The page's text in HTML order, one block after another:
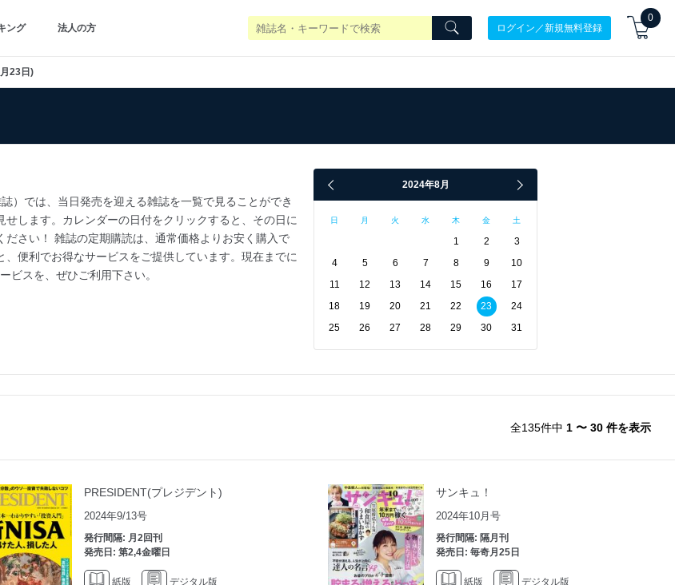
ング 法人の方 ログイン／新規無料登録
0
23日)
）では、当日発売を迎える雑誌を一覧で見ることができ
します。カレンダーの日付をクリックすると、その日に
さい！ 雑誌の定期購読は、通常価格よりお安く購入で
便利でお得なサービスをご提供しています。現在までに
ビスを、ぜひご利用下さい。
2024年8月
日 月 火 水 木 金 土
1 2
3
4
5 6 7 8 9
10
11
12 13 14 15 16
17
18
19 20 21 22 23
24
25
26 27 28 29 30 31
全135件中 1 〜 30 件を表示
PRESIDENT(プレジデント)
2024年9/13号
発行間隔: 月2回刊
発売日: 第2,4金曜日
紙版 デジタル版
サンキュ！
2024年10月号
発行間隔: 隔月刊
発売日: 毎奇月25日
紙版 デジタル版